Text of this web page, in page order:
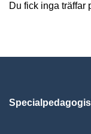
Du fick inga träffar